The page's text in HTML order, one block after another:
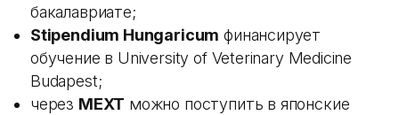
бакалавриате;
Stipendium Hungaricum финансирует
обучение в University of Veterinary Medicine
Budapest;
через MEXT можно поступить в японские